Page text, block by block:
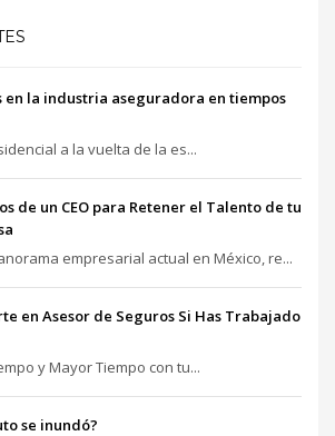
en la industria aseguradora en tiempos
a la vuelta de la es...
de un CEO para Retener el Talento de tu
empresarial actual en México, re...
en Asesor de Seguros Si Has Trabajado
y Mayor Tiempo con tu...
se inundó?